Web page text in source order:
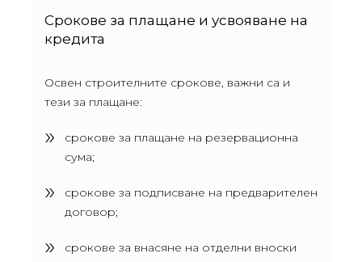
Срокове за плащане и усвояване на
кредита
Освен строителните срокове, важни са и
тези за плащане:
срокове за плащане на резервационна
сума;
срокове за подписване на предварителен
договор;
срокове за внасяне на отделни вноски